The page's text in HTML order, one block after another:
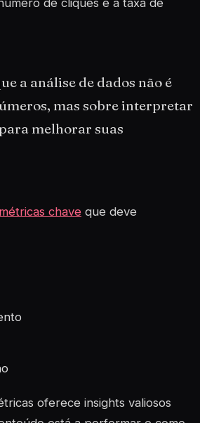
de cliques e à taxa de
a análise de dados não é
mas sobre interpretar
melhorar suas
métricas chave que deve
oferece insights valiosos